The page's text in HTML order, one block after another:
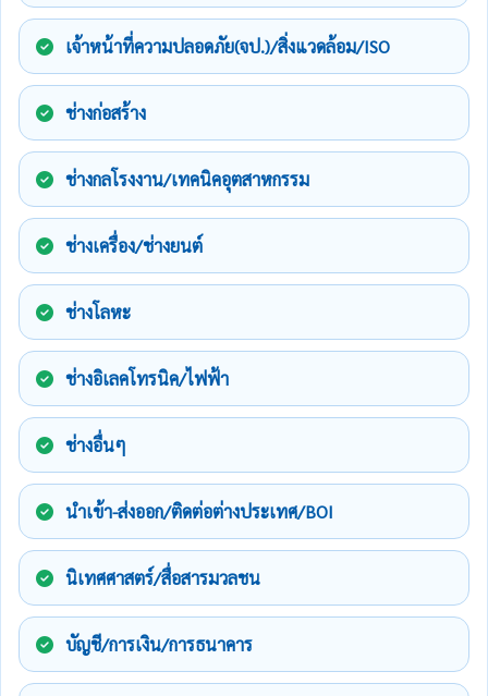
เจ้าหน้าที่ความปลอดภัย(จป.)/สิ่งแวดล้อม/ISO
ช่างก่อสร้าง
ช่างกลโรงงาน/เทคนิคอุตสาหกรรม
ช่างเครื่อง/ช่างยนต์
ช่างโลหะ
ช่างอิเลคโทรนิค/ไฟฟ้า
ช่างอื่นๆ
นำเข้า-ส่งออก/ติดต่อต่างประเทศ/BOI
นิเทศศาสตร์/สื่อสารมวลชน
บัญชี/การเงิน/การธนาคาร